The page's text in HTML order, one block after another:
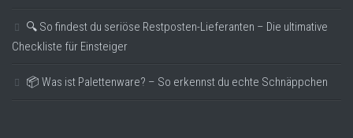
🔍 So findest du seriöse Restposten-Lieferanten – Die ultimative
Checkliste für Einsteiger
📦 Was ist Palettenware? – So erkennst du echte Schnäppchen